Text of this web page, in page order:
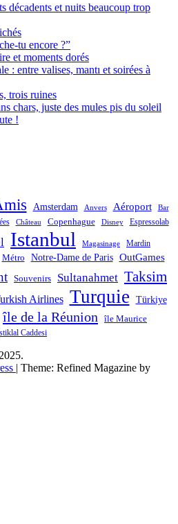
décadents et nuits beaucoup trop
tu encore ?”
et moments dorés
: entre valises, mantı et soirées à
trois ruines
chars, juste des mules pis du soleil
!
Amsterdam Anvers Aéroport Bar
Château Copenhague Disney Espressolab
Istanbul Magasinage Mardin
Métro Notre-Dame de Paris OutGames
Souvenirs Sultanahmet Taksim
Airlines Turquie Türkiye
île de la Réunion
île Maurice
Caddesi
| Theme: Refined Magazine by